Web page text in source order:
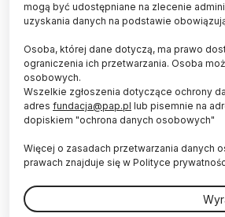
Jak starzeją się profile okienne i
„ekologiczne” torebki
promieni słonecznych, a
lotniczych wytrzymują szok
mogą być udostępniane na zlecenie
uzyskania danych na podstawie
Osoba, której dane dotyczą, ma prawo
ograniczenia ich przetwarzania. Osoba
osobowych.
Wszelkie zgłoszenia dotyczące ochrony
adres fundacja@pap.pl lub pisemnie na
dopiskiem "ochrona danych osobowych"
Więcej o zasadach przetwarzania danych
prawach znajduje się w Polityce